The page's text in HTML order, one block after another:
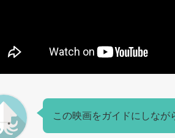
この映画をガイドにしなが